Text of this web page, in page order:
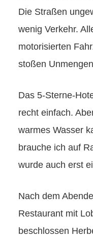
Die Straßen
wenig Verkehr.
motorisierten
stoßen
Das 5-Sterne-
recht einfach.
warmes Wasser
brauche ich auf
wurde auch erst
Nach dem
Restaurant mit
beschlossen